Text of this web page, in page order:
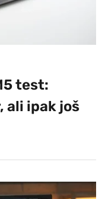
test:
ali ipak još